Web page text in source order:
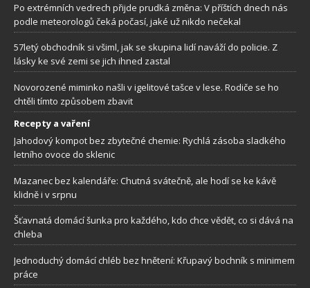
Po extrémních vedrech přijde prudká změna: V příštích dnech nás
podle meteorologů čeká počasí, jaké už nikdo nečekal
57letý obchodník si všiml, jak se skupina lidí naváží do policie. Z
lásky ke své zemi se jich ihned zastal
Novorozené miminko našli v igelitové tašce v lese. Rodiče se ho
chtěli tímto způsobem zbavit
Recepty a vaření
Jahodový kompot bez zbytečné chemie: Rychlá zásoba sladkého
letního ovoce do sklenic
Mazanec bez kalendáře: Chutná svátečně, ale hodí se ke kávě
klidně i v srpnu
Šťavnatá domácí šunka pro každého, kdo chce vědět, co si dává na
chleba
Jednoduchý domácí chléb bez hnětení: Křupavý bochník s minimem
práce